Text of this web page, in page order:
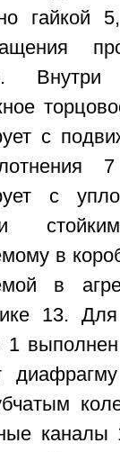
Внутри
с
с
в
в
13.
1